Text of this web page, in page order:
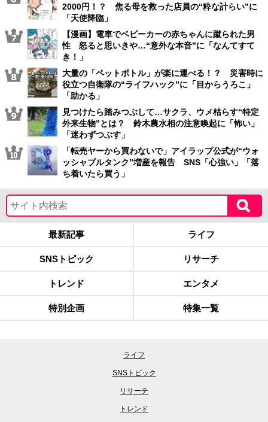
2000円！？ 焦る母を救った店員の“粋な計らい”に
「天使降臨」
【漫画】電車でベビーカーの赤ちゃんに蹴られた男
性 怒ると思いきや…“意外な本音”に「なんてすて
き！」
大量の「ペットボトル」が楽に運べる！？ 災害時に
役立つ自衛隊の“ライフハック”に「目からうろこ」
「助かる」
見つけたら踏みつぶして…サクラ、ウメ枯らす“特定
外来生物”とは？ 鈴木農水相の注意喚起に「怖い」
「迷わずつぶす」
「転売ヤーから買わないで」アイラップ公式が“ウォ
ッシャブルタンク”増産を報告 SNS「心強い」「落
ち着いたら買う」
最新記事 ライフ
SNSトピック リサーチ
トレンド エンタメ
特別企画 特集一覧
ライフ
SNSトピック
リサーチ
トレンド